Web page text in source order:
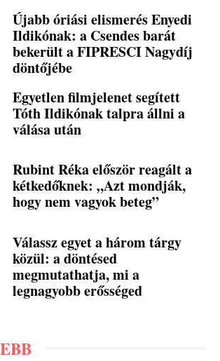
Újabb óriási elismerés Enyedi
Ildikónak: a Csendes barát
bekerült a FIPRESCI Nagydíj
döntőjébe
Egyetlen filmjelenet segített
Tóth Ildikónak talpra állni a
válása után
Rubint Réka először reagált a
kétkedőknek: „Azt mondják,
hogy nem vagyok beteg”
Válassz egyet a három tárgy
közül: a döntésed
megmutathatja, mi a
legnagyobb erősséged